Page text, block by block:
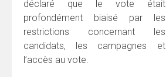
déclaré que le vote était
profondément biaisé par les
restrictions concernant les
candidats, les campagnes et
l’accès au vote.